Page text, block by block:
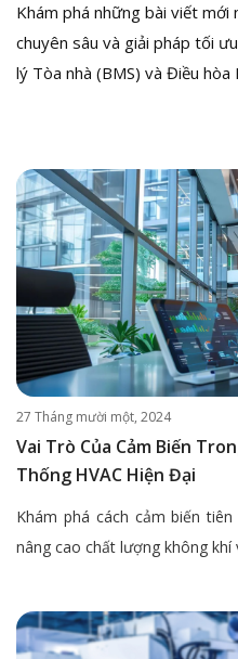
Khám phá những bài viết
chuyên sâu và giải pháp tối
lý Tòa nhà (BMS) và Điều hòa
27 Tháng mười một, 2024
Vai Trò Của Cảm Biến
Thống HVAC Hiện Đại
Khám phá cách cảm biến
nâng cao chất lượng không khí